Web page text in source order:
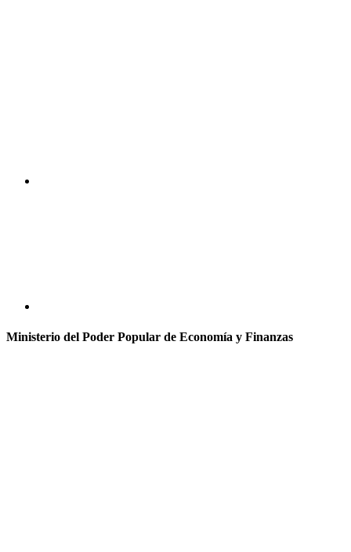
Ministerio del Poder Popular de Economía y Finanzas